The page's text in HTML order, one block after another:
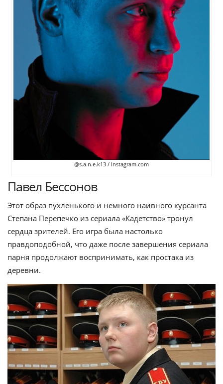
@s.a.n.e.k13 / Instagram.com
Павел Бессонов
Этот образ пухленького и немного наивного курсанта
Степана Перепечко из сериала «Кадетство» тронул
сердца зрителей. Его игра была настолько
правдоподобной, что даже после завершения сериала
парня продолжают воспринимать, как простака из
деревни.